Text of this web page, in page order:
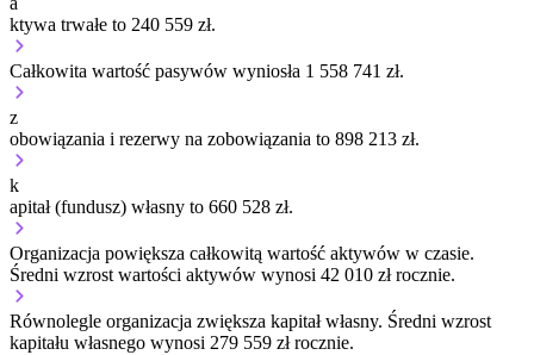
ktywa trwałe to 240 559 zł.
Całkowita wartość pasywów wyniosła 1 558 741 zł.
z
obowiązania i rezerwy na zobowiązania to 898 213 zł.
k
apitał (fundusz) własny to 660 528 zł.
Organizacja powiększa całkowitą wartość aktywów w czasie.
Średni wzrost wartości aktywów wynosi 42 010 zł rocznie.
Równolegle organizacja zwiększa kapitał własny. Średni wzrost
kapitału własnego wynosi 279 559 zł rocznie.